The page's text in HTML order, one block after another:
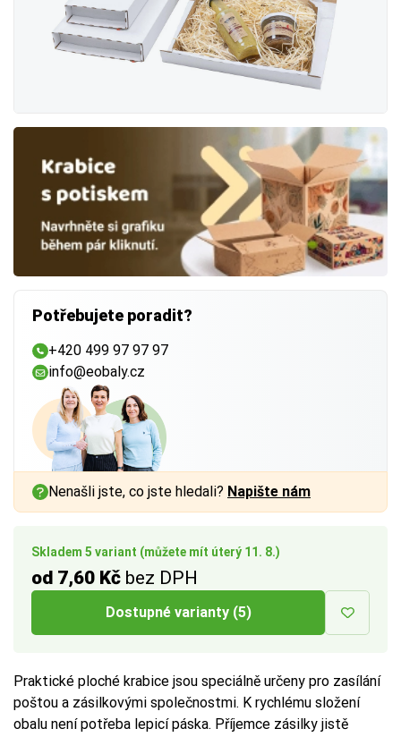
Skladem 5 variant (můžete mít úterý 11. 8.)
od 7,60 Kč bez DPH
Dostupné varianty (5)
Praktické ploché krabice jsou speciálně určeny pro zasílání
poštou a zásilkovými společnostmi. K rychlému složení
obalu není potřeba lepicí páska. Příjemce zásilky jistě
Potřebujete poradit?
+420 499 97 97 97
info@eobaly.cz
Nenašli jste, co jste hledali? Napište nám
= Šířka
V= Výška
(důležitý pro dopravu)
Zahrnujei tloušťku stěn krabice. Důležitý při
výběru přepravce (např. Zásilkovna, Balíkovna) nebo
při skládání na paletu.
-> Vnitřní rozměr (důležitý pro zboží)
využitelný prostor uvnitř krabice. Vyberte
vznikne tak místo na výplň
a ochranu.
Tip
U vícevrstvé lepenky může být rozdíl mezi vnějším
a vnitřním rozměrem až
Více tipů pro výběr správné krabice:
BUTTON:Jak vybrat krabici